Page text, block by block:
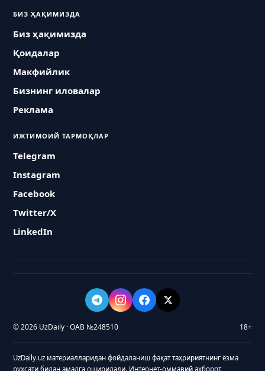
БИЗ ҲАҚИМИЗДА
Биз ҳақимизда
Қоидалар
Макфийлик
Бизнинг иловалар
Реклама
ИЖТИМОИЙ ТАРМОҚЛАР
Telegram
Instagram
Facebook
Twitter/X
LinkedIn
© 2026 UzDaily · ОАВ №248510 18+
UzDaily.uz материалларидан фойдаланиш фақат таҳририятнинг ёзма
рухсати билан амалга оширилади. Интернет-оммавий ахборот